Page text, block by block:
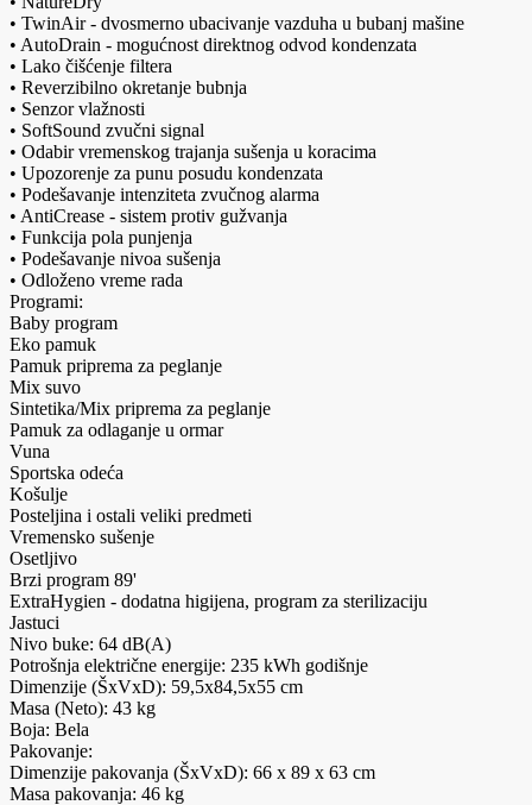
• TwinAir - dvosmerno ubacivanje vazduha u bubanj mašine
• AutoDrain - mogućnost direktnog odvod kondenzata
• Lako čišćenje filtera
• Reverzibilno okretanje bubnja
• Senzor vlažnosti
• SoftSound zvučni signal
• Odabir vremenskog trajanja sušenja u koracima
• Upozorenje za punu posudu kondenzata
• Podešavanje intenziteta zvučnog alarma
• AntiCrease - sistem protiv gužvanja
• Funkcija pola punjenja
• Podešavanje nivoa sušenja
• Odloženo vreme rada
Programi:
Baby program
Eko pamuk
Pamuk priprema za peglanje
Mix suvo
Sintetika/Mix priprema za peglanje
Pamuk za odlaganje u ormar
Vuna
Sportska odeća
Košulje
Posteljina i ostali veliki predmeti
Vremensko sušenje
Osetljivo
Brzi program 89'
ExtraHygien - dodatna higijena, program za sterilizaciju
Jastuci
Nivo buke: 64 dB(A)
Potrošnja električne energije: 235 kWh godišnje
Dimenzije (ŠxVxD): 59,5x84,5x55 cm
Masa (Neto): 43 kg
Boja: Bela
Pakovanje:
Dimenzije pakovanja (ŠxVxD): 66 x 89 x 63 cm
Masa pakovanja: 46 kg